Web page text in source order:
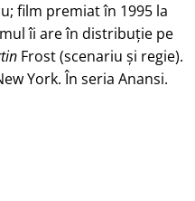
film premiat în 1995 la
îi are în distribuție pe
Frost (scenariu și regie).
York. În seria Anansi.